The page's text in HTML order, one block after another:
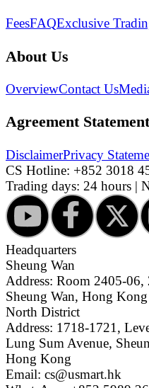
FeesFAQExclusive
About Us
OverviewContact Us
Agreement Statement
DisclaimerPrivacy
CS Hotline: +852 3018
Trading days: 24 hours |
Headquarters
Sheung Wan
Address: Room 2405-06,
Sheung Wan, Hong Kong
North District
Address: 1718-1721,
Lung Sum Avenue,
Hong Kong
Email: cs@usmart.hk